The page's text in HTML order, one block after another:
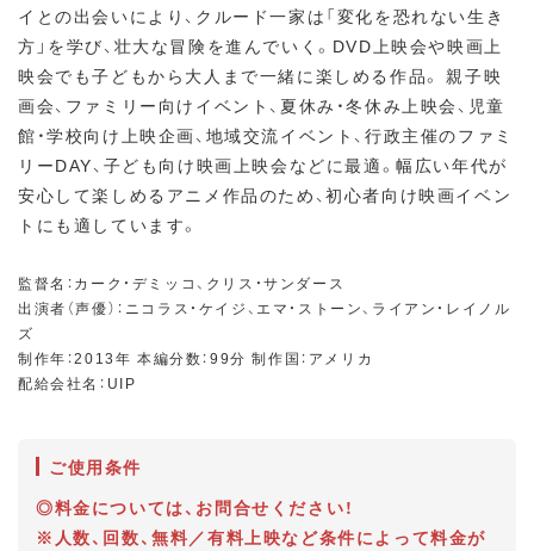
イとの出会いにより、クルード一家は「変化を恐れない生き
方」を学び、壮大な冒険を進んでいく。DVD上映会や映画上
映会でも子どもから大人まで一緒に楽しめる作品。 親子映
画会、ファミリー向けイベント、夏休み・冬休み上映会、児童
館・学校向け上映企画、地域交流イベント、行政主催のファミ
リーDAY、子ども向け映画上映会などに最適。幅広い年代が
安心して楽しめるアニメ作品のため、初心者向け映画イベン
トにも適しています。
監督名：カーク・デミッコ、クリス・サンダース
出演者（声優）：ニコラス・ケイジ、エマ・ストーン、ライアン・レイノル
ズ
制作年：2013年 本編分数：99分 制作国：アメリカ
配給会社名：UIP
ご使用条件
◎料金については、お問合せください！
※人数、回数、無料／有料上映など条件によって料金が